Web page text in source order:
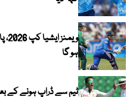
ہو گا
ٹیم سے ڈراپ ہونے کے